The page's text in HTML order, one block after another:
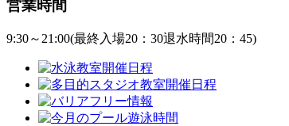
営業時間
9:30～21:00(最終入場20：30退水時間20：45)